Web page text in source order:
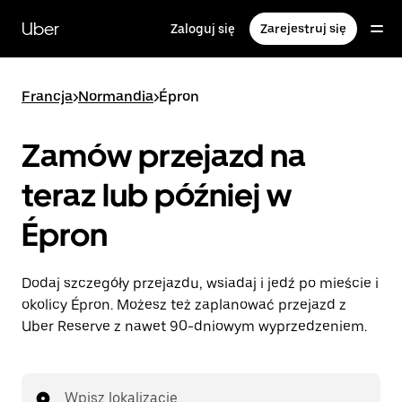
głównej
zawartości
Uber Zaloguj się Zarejestruj się
Francja>Normandia>Épron
Zamów przejazd na
teraz lub później w
Épron
Dodaj szczegóły przejazdu, wsiadaj i jedź po mieście i
okolicy Épron. Możesz też zaplanować przejazd z
Uber Reserve z nawet 90-dniowym wyprzedzeniem.
Wpisz lokalizację